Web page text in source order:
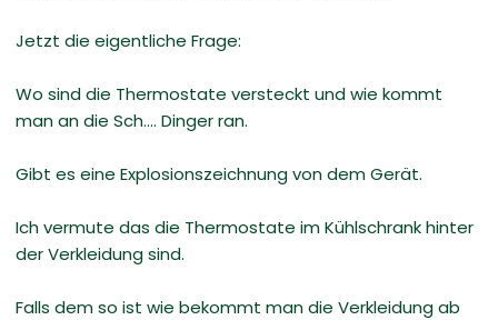
Jetzt die eigentliche Frage:
Wo sind die Thermostate versteckt und wie kommt
man an die Sch.... Dinger ran.
Gibt es eine Explosionszeichnung von dem Gerät.
Ich vermute das die Thermostate im Kühlschrank hinter
der Verkleidung sind.
Falls dem so ist wie bekommt man die Verkleidung ab